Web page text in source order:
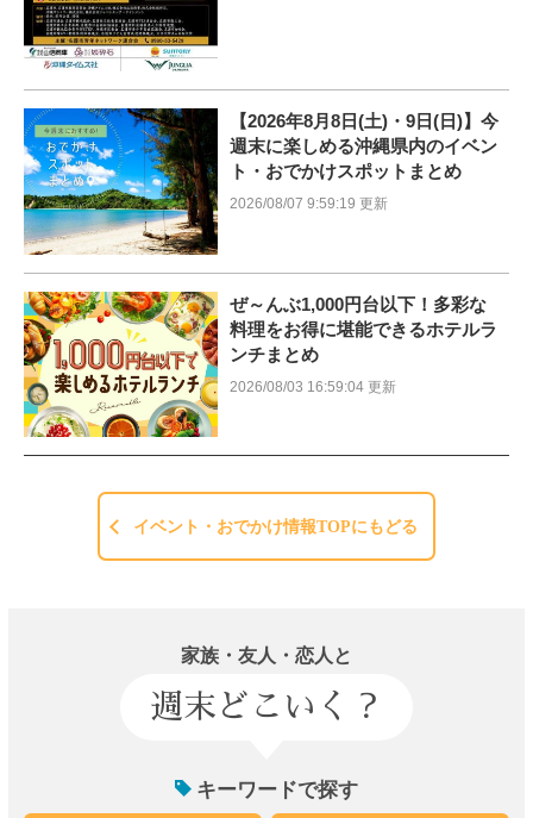
【2026年8月8日(土)・9日(日)】今
週末に楽しめる沖縄県内のイベン
ト・おでかけスポットまとめ
2026/08/07 9:59:19 更新
ぜ～んぶ1,000円台以下！多彩な
料理をお得に堪能できるホテルラ
ンチまとめ
2026/08/03 16:59:04 更新
イベント・おでかけ情報TOPにもどる
家族・友人・恋人と
週末どこいく？
キーワードで探す